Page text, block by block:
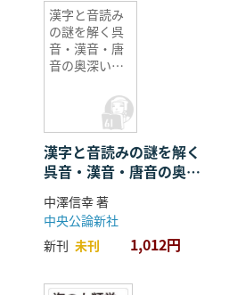
漢字と音読み
の謎を解く呉
音・漢音・唐
音の奥深い世
漢字と音読みの謎を解く
呉音・漢音・唐音の奥深
い世界
中澤信幸 著
中央公論新社
新刊 未刊 1,012円